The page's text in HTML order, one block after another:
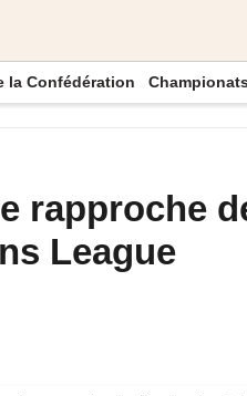
la Confédération
rapproche
League